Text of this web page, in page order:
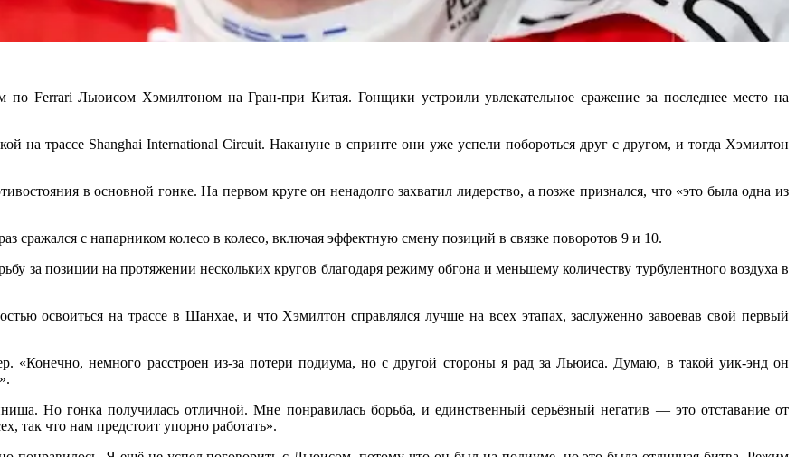
Ferrari Льюисом Хэмилтоном на Гран-при Китая. Гонщики устроили увлекательное сражение за последнее место на
на трассе Shanghai International Circuit. Накануне в спринте они уже успели побороться друг с другом, и тогда Хэмилтон
в основной гонке. На первом круге он ненадолго захватил лидерство, а позже признался, что «это была одна из
сражался с напарником колесо в колесо, включая эффектную смену позиций в связке поворотов 9 и 10.
за позиции на протяжении нескольких кругов благодаря режиму обгона и меньшему количеству турбулентного воздуха в
освоиться на трассе в Шанхае, и что Хэмилтон справлялся лучше на всех этапах, заслуженно завоевав свой первый
«Конечно, немного расстроен из-за потери подиума, но с другой стороны я рад за Льюиса. Думаю, в такой уик-энд он
Но гонка получилась отличной. Мне понравилась борьба, и единственный серьёзный негатив — это отставание от
так что нам предстоит упорно работать».